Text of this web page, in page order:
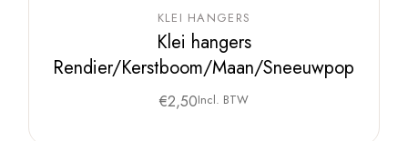
KLEI HANGERS
Klei hangers
Rendier/Kerstboom/Maan/Sneeuwpop
€2,50Incl. BTW